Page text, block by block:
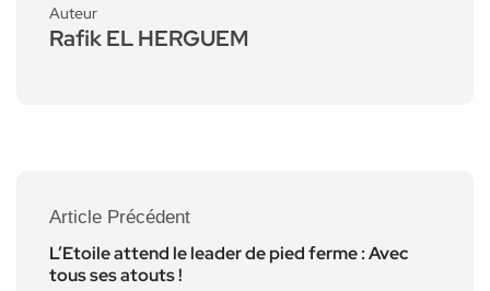
Auteur
Rafik EL HERGUEM
Article Précédent
L’Etoile attend le leader de pied ferme : Avec
tous ses atouts !